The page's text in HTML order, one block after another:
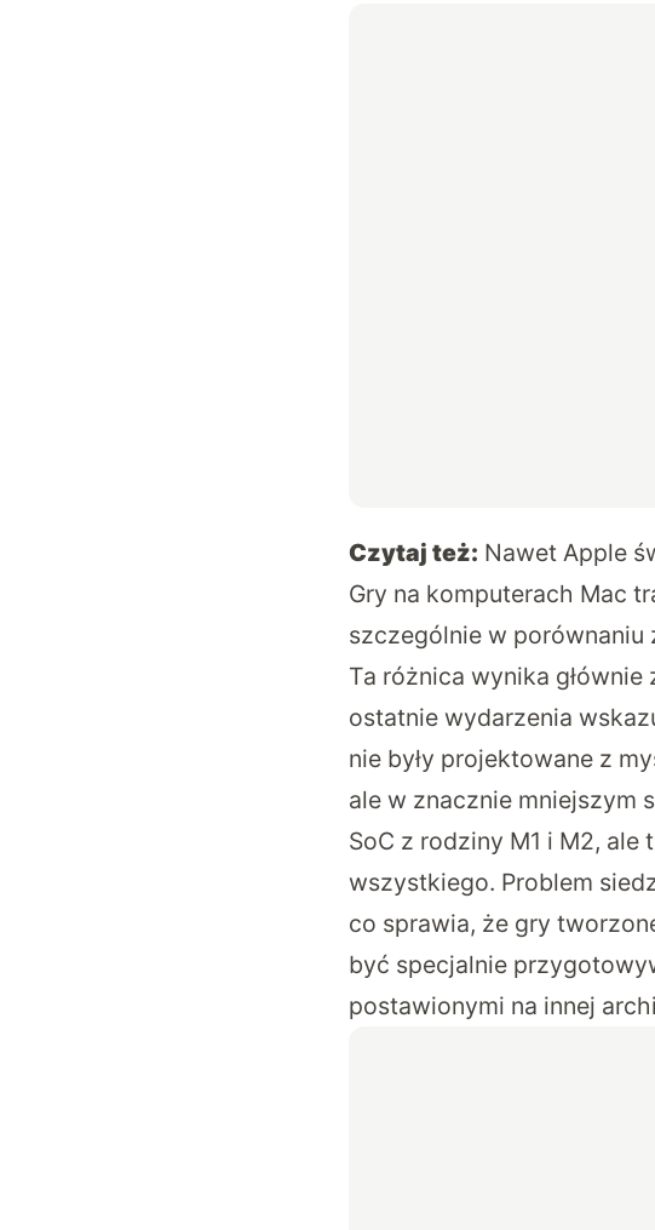
Czytaj też: Nawet Apple
Gry na komputerach Mac
szczególnie w porównaniu
Ta różnica wynika
ostatnie wydarzenia
nie były projektowane z
ale w znacznie mniejszym
SoC z rodziny M1 i M2, ale
wszystkiego. Problem
co sprawia, że gry
być specjalnie
postawionymi na innej